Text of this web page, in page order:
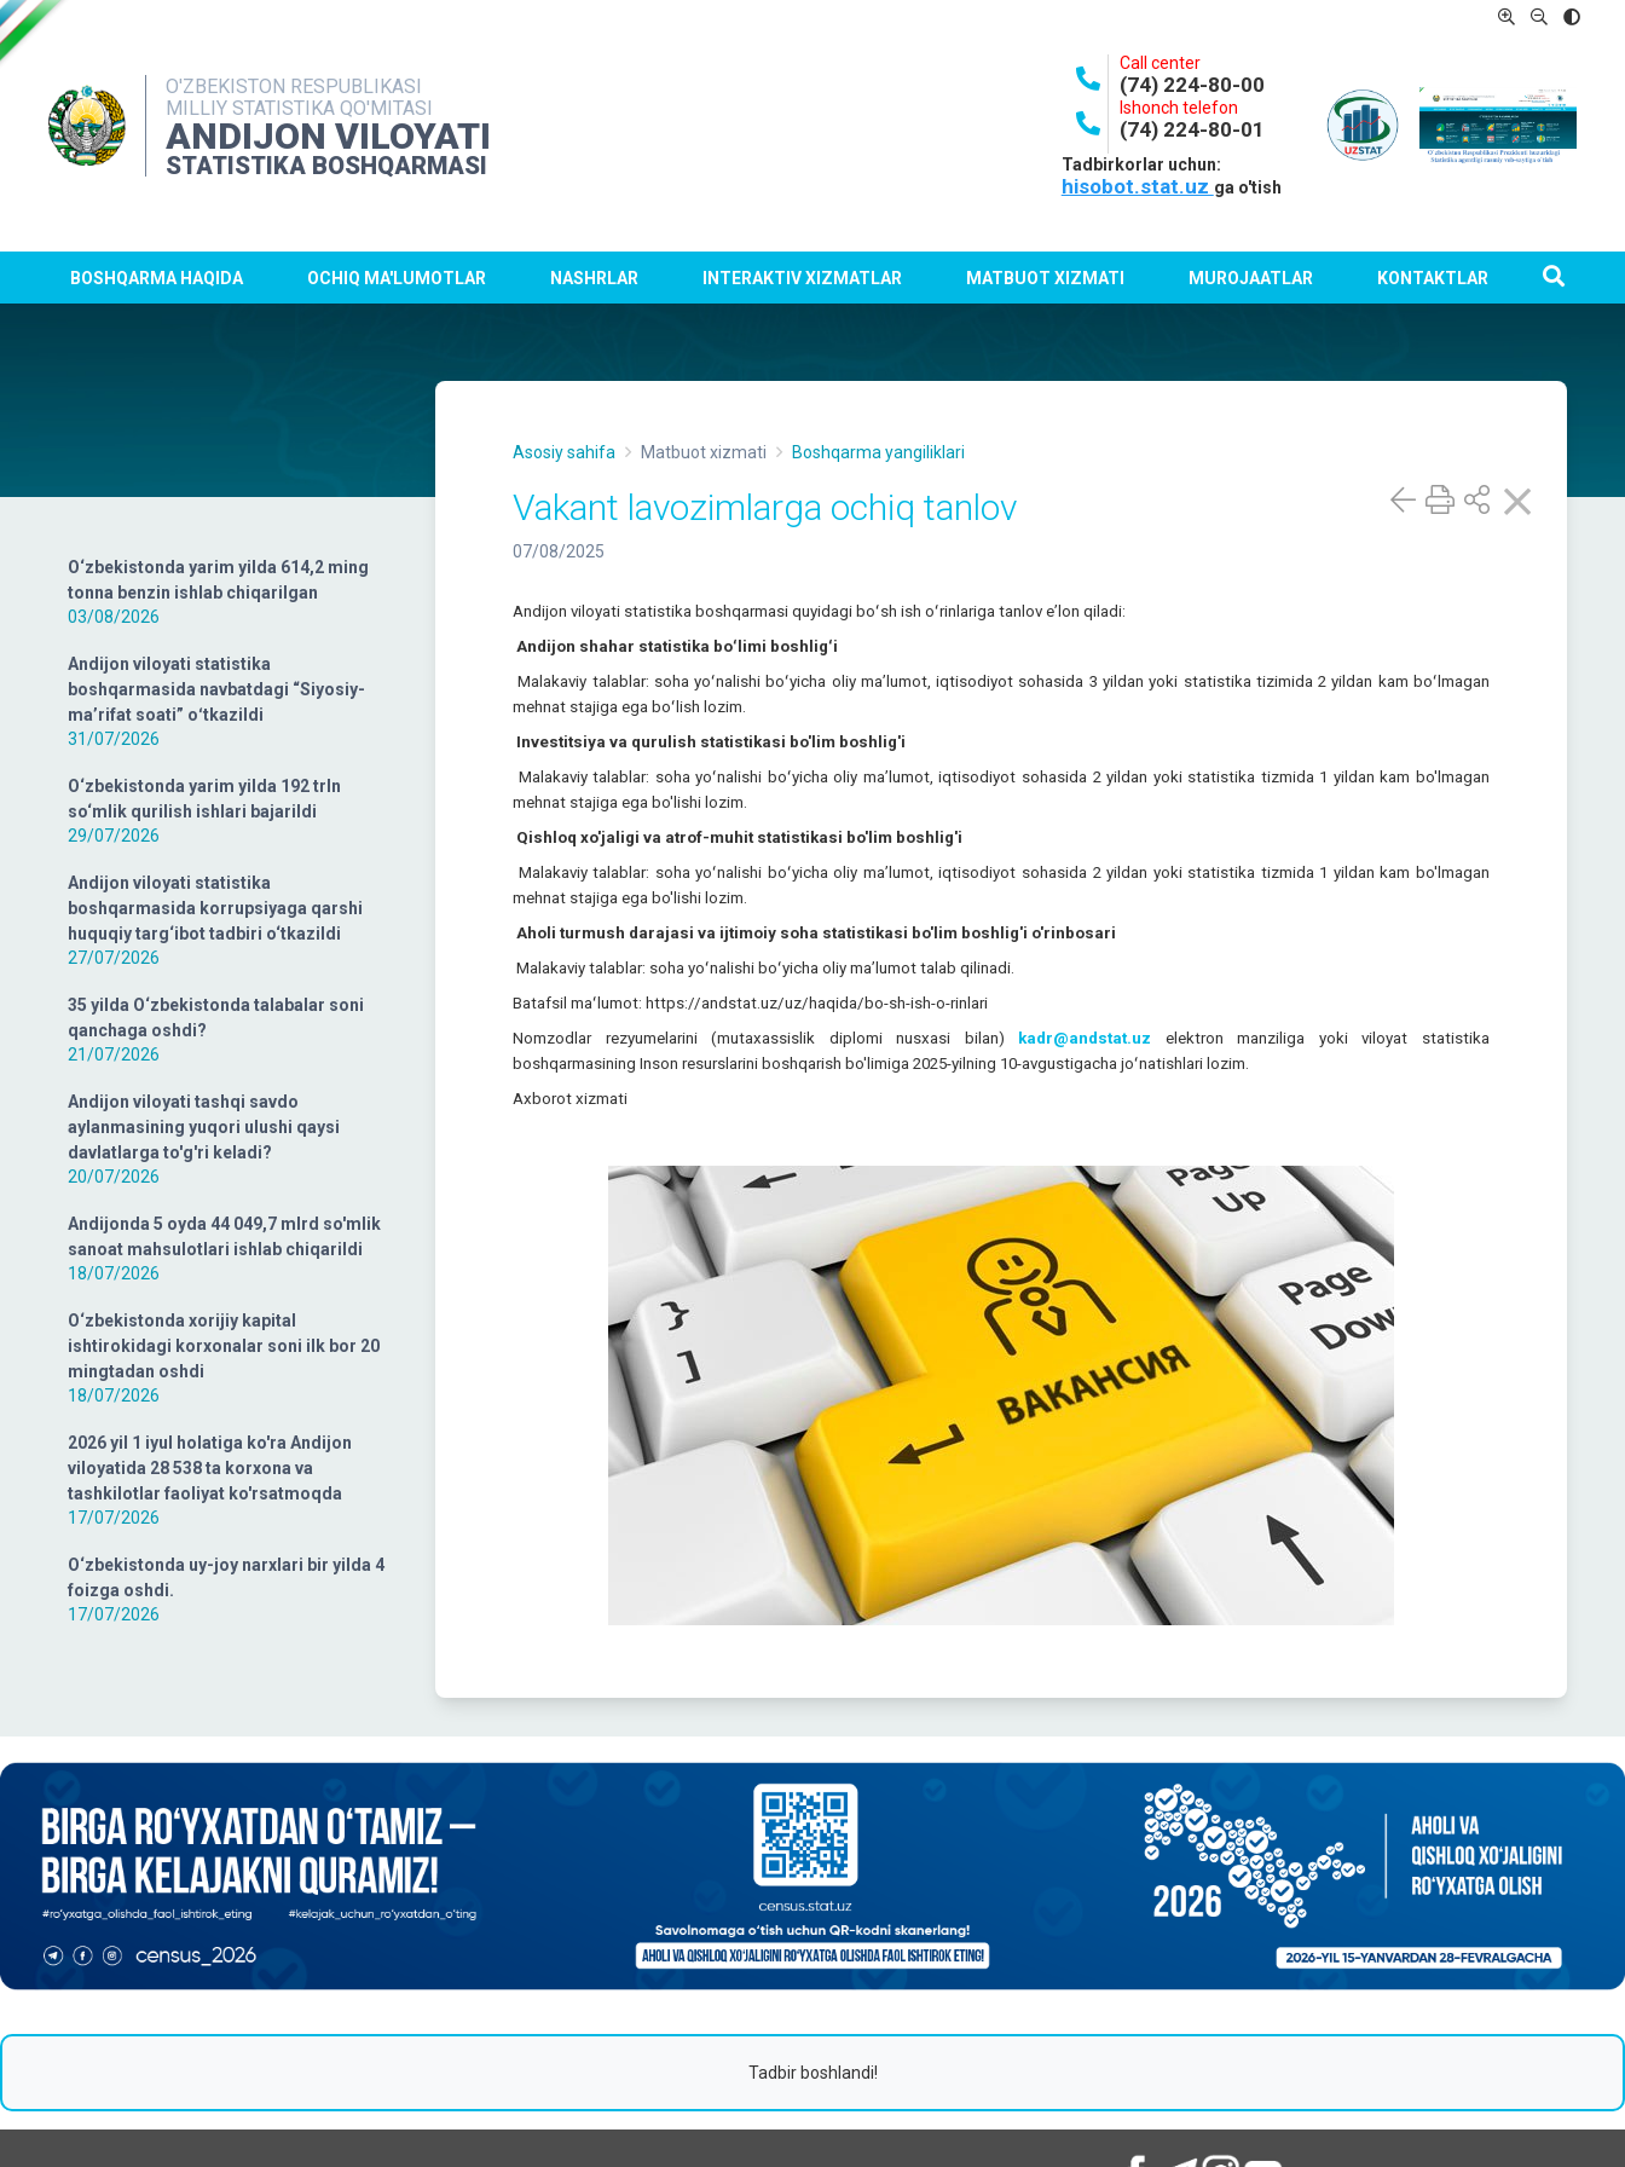
O'ZBEKISTON RESPUBLIKASI
MILLIY STATISTIKA QO'MITASI
ANDIJON VILOYATI
STATISTIKA BOSHQARMASI
Call center
(74) 224-80-00
Ishonch telefon
(74) 224-80-01
Tadbirkorlar uchun:
hisobot.stat.uz ga o'tish
BOSHQARMA HAQIDA OCHIQ MA'LUMOTLAR NASHRLAR INTERAKTIV XIZMATLAR MATBUOT XIZMATI MUROJAATLAR KONTAKTLAR
O‘zbekistonda yarim yilda 614,2 ming
tonna benzin ishlab chiqarilgan
03/08/2026
Andijon viloyati statistika
boshqarmasida navbatdagi “Siyosiy-
ma’rifat soati” oʻtkazildi
31/07/2026
O‘zbekistonda yarim yilda 192 trln
so‘mlik qurilish ishlari bajarildi
29/07/2026
Andijon viloyati statistika
boshqarmasida korrupsiyaga qarshi
huquqiy targ‘ibot tadbiri o‘tkazildi
27/07/2026
35 yilda O‘zbekistonda talabalar soni
qanchaga oshdi?
21/07/2026
Andijon viloyati tashqi savdo
aylanmasining yuqori ulushi qaysi
davlatlarga to'g'ri keladi?
20/07/2026
Andijonda 5 oyda 44 049,7 mlrd so'mlik
sanoat mahsulotlari ishlab chiqarildi
18/07/2026
O‘zbekistonda xorijiy kapital
ishtirokidagi korxonalar soni ilk bor 20
mingtadan oshdi
18/07/2026
2026 yil 1 iyul holatiga ko'ra Andijon
viloyatida 28 538 ta korxona va
tashkilotlar faoliyat ko'rsatmoqda
17/07/2026
O‘zbekistonda uy-joy narxlari bir yilda 4
foizga oshdi.
17/07/2026
Asosiy sahifa Matbuot xizmati Boshqarma yangiliklari
Vakant lavozimlarga ochiq tanlov
07/08/2025
Andijon viloyati statistika boshqarmasi quyidagi boʻsh ish oʻrinlariga tanlov eʼlon qiladi:
Andijon shahar statistika boʻlimi boshligʻi
Malakaviy talablar: soha yoʻnalishi boʻyicha oliy maʼlumot, iqtisodiyot sohasida 3 yildan yoki statistika tizimida 2 yildan kam boʻlmagan
mehnat stajiga ega boʻlish lozim.
Investitsiya va qurulish statistikasi bo'lim boshlig'i
Malakaviy talablar: soha yoʻnalishi boʻyicha oliy maʼlumot, iqtisodiyot sohasida 2 yildan yoki statistika tizmida 1 yildan kam bo'lmagan
mehnat stajiga ega bo'lishi lozim.
Qishloq xo'jaligi va atrof-muhit statistikasi bo'lim boshlig'i
Malakaviy talablar: soha yoʻnalishi boʻyicha oliy maʼlumot, iqtisodiyot sohasida 2 yildan yoki statistika tizmida 1 yildan kam bo'lmagan
mehnat stajiga ega bo'lishi lozim.
Aholi turmush darajasi va ijtimoiy soha statistikasi bo'lim boshlig'i o'rinbosari
Malakaviy talablar: soha yoʻnalishi boʻyicha oliy maʼlumot talab qilinadi.
Batafsil maʻlumot: https://andstat.uz/uz/haqida/bo-sh-ish-o-rinlari
Nomzodlar rezyumelarini (mutaxassislik diplomi nusxasi bilan)
kadr@andstat.uz elektron manziliga yoki viloyat statistika
boshqarmasining Inson resurslarini boshqarish bo'limiga 2025-yilning 10-avgustigacha joʻnatishlari lozim.
Axborot xizmati
Tadbir boshlandi!